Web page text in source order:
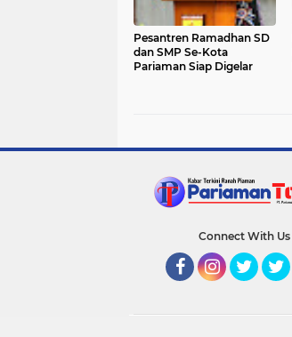
Pesantren Ramadhan SD
dan SMP Se-Kota
Pariaman Siap Digelar
Connect With Us